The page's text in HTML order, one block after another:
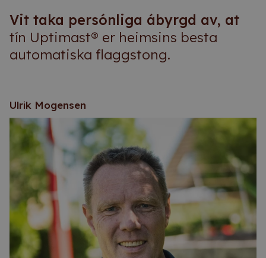
Vit taka persónliga ábyrgd av, at
tín Uptimast® er heimsins besta
automatiska flaggstong.
Ulrik Mogensen